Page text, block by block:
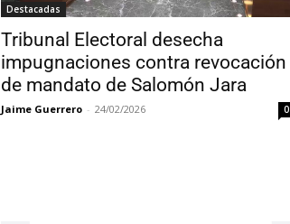
Destacadas
Tribunal Electoral desecha
impugnaciones contra revocación
de mandato de Salomón Jara
Jaime Guerrero - 24/02/2026 0